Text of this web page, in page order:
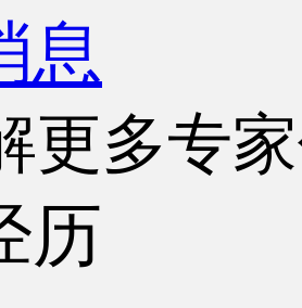
息
更多专
历